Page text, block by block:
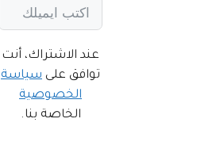
عند الاشتراك، أنت
توافق على سياسة
الخصوصية
الخاصة بنا.